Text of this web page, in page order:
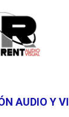
AUDIO Y